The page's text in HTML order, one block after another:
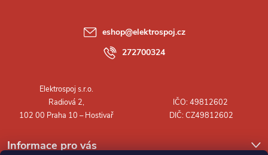
Informace pro vás
eshop@elektrospoj.cz
272700324